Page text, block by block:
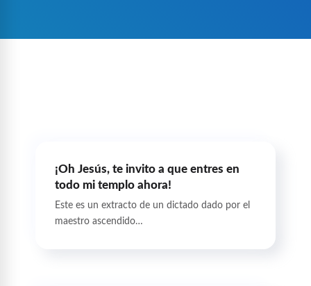
¡Oh Jesús, te invito a que entres en
todo mi templo ahora!
Este es un extracto de un dictado dado por el
maestro ascendido…